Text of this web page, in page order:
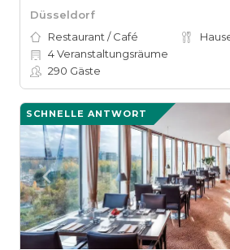
Düsseldorf
Restaurant / Café
4Veranstaltungsräume
290 Gäste
SCHNELLE ANTWORT